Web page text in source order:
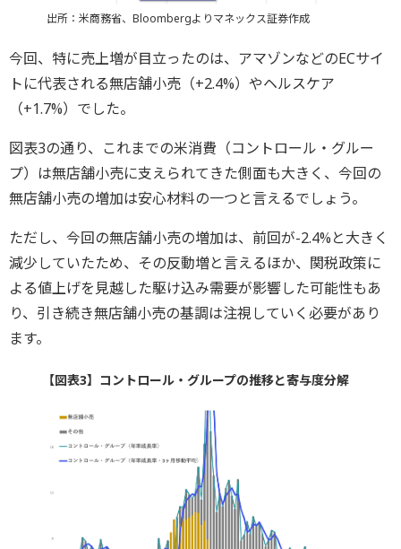
出所：米商務省、Bloombergよりマネックス証券作成
今回、特に売上増が目立ったのは、アマゾンなどのECサイ
トに代表される無店舗小売（+2.4%）やヘルスケア
（+1.7%）でした。
図表3の通り、これまでの米消費（コントロール・グルー
プ）は無店舗小売に支えられてきた側面も大きく、今回の
無店舗小売の増加は安心材料の一つと言えるでしょう。
ただし、今回の無店舗小売の増加は、前回が-2.4%と大きく
減少していたため、その反動増と言えるほか、関税政策に
よる値上げを見越した駆け込み需要が影響した可能性もあ
り、引き続き無店舗小売の基調は注視していく必要があり
ます。
【図表3】コントロール・グループの推移と寄与度分解